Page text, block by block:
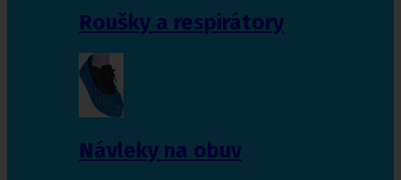
Roušky a respirátory
Návleky na obuv